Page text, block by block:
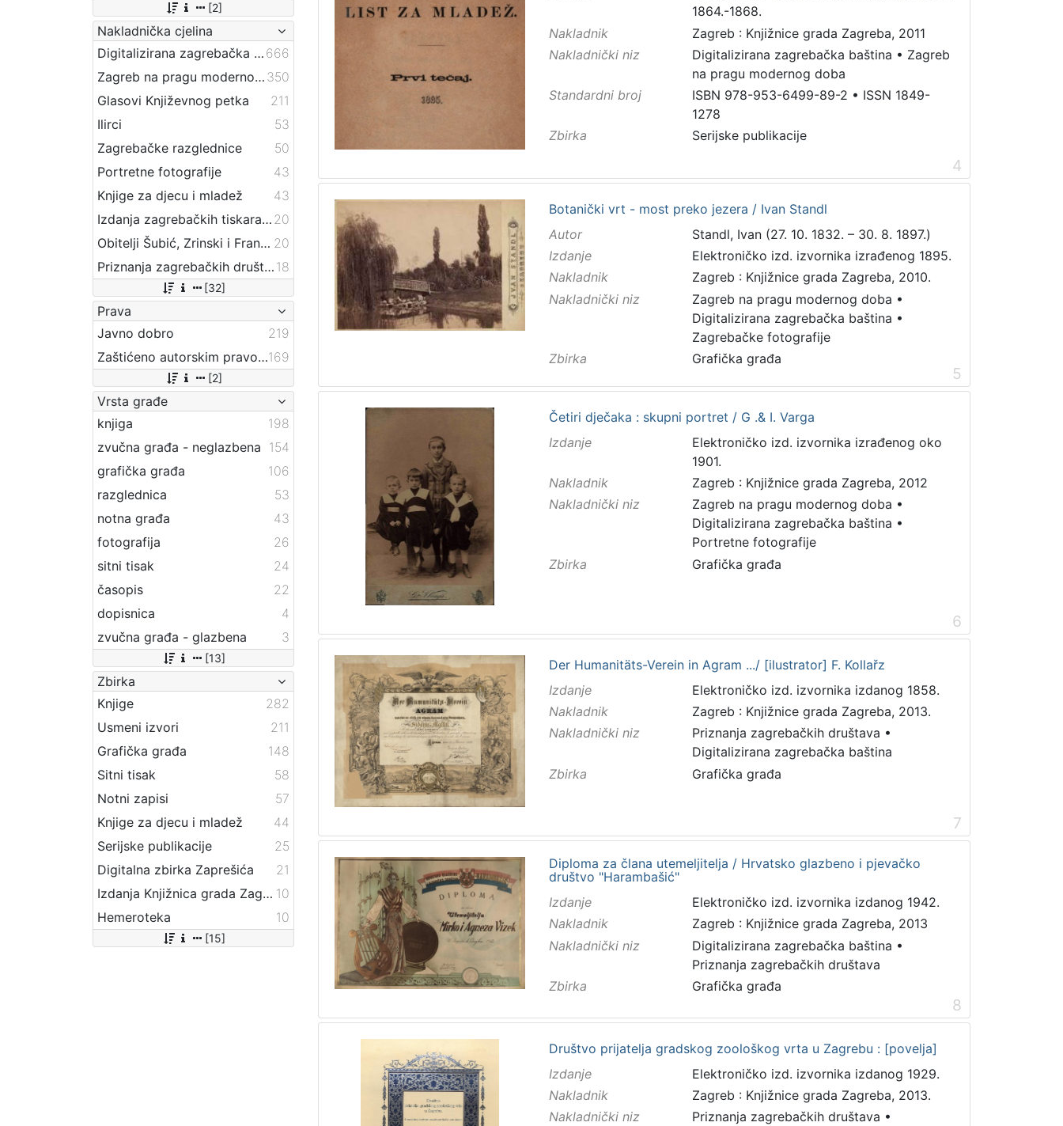
[2]
Nakladnička cjelina
Digitalizirana zagrebačka baština 666
Zagreb na pragu modernog doba 350
Glasovi Književnog petka
211
Ilirci
53
Zagrebačke razglednice
50
Portretne fotografije
43
Knjige za djecu i mladež
43
Izdanja zagrebačkih tiskara 17. i 18. stoljeća 20
Obitelji Šubić, Zrinski i Frankopan 20
Priznanja zagrebačkih društava 18
[32]
Prava
Javno dobro
219
Zaštićeno autorskim pravom169
[2]
Vrsta građe
knjiga
198
zvučna građa - neglazbena 154
grafička građa
106
razglednica
53
notna građa
43
fotografija
26
sitni tisak
24
časopis
22
dopisnica
4
zvučna građa - glazbena
3
[13]
Zbirka
Knjige
282
Usmeni izvori
211
Grafička građa
148
Sitni tisak
58
Notni zapisi
57
Knjige za djecu i mladež
44
Serijske publikacije
25
Digitalna zbirka Zaprešića
21
Izdanja Knjižnica grada Zagreba - E-knjige 10
Hemeroteka
10
[15]
1864.-1868.
Nakladnik
Zagreb : Knjižnice grada Zagreba, 2011
Nakladnički niz
Digitalizirana zagrebačka baština • Zagreb
na pragu modernog doba
Standardni broj
ISBN 978-953-6499-89-2 • ISSN 1849-
1278
Zbirka
Serijske publikacije
4
Botanički vrt - most preko jezera / Ivan Standl
Autor
Standl, Ivan (27. 10. 1832. – 30. 8. 1897.)
Izdanje
Elektroničko izd. izvornika izrađenog 1895.
Nakladnik
Zagreb : Knjižnice grada Zagreba, 2010.
Nakladnički niz
Zagreb na pragu modernog doba •
Digitalizirana zagrebačka baština •
Zagrebačke fotografije
Zbirka
Grafička građa
5
Četiri dječaka : skupni portret / G .& I. Varga
Izdanje
Elektroničko izd. izvornika izrađenog oko
1901.
Nakladnik
Zagreb : Knjižnice grada Zagreba, 2012
Nakladnički niz
Zagreb na pragu modernog doba •
Digitalizirana zagrebačka baština •
Portretne fotografije
Zbirka
Grafička građa
6
Der Humanitäts-Verein in Agram .../ [ilustrator] F. Kollařz
Izdanje
Elektroničko izd. izvornika izdanog 1858.
Nakladnik
Zagreb : Knjižnice grada Zagreba, 2013.
Nakladnički niz
Priznanja zagrebačkih društava •
Digitalizirana zagrebačka baština
Zbirka
Grafička građa
7
Diploma za člana utemeljitelja / Hrvatsko glazbeno i pjevačko
društvo "Harambašić"
Izdanje
Elektroničko izd. izvornika izdanog 1942.
Nakladnik
Zagreb : Knjižnice grada Zagreba, 2013
Nakladnički niz
Digitalizirana zagrebačka baština •
Priznanja zagrebačkih društava
Zbirka
Grafička građa
8
Društvo prijatelja gradskog zoološkog vrta u Zagrebu : [povelja]
Izdanje
Elektroničko izd. izvornika izdanog 1929.
Nakladnik
Zagreb : Knjižnice grada Zagreba, 2013.
Nakladnički niz
Priznanja zagrebačkih društava •